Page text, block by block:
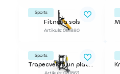
Sports
Fitnesa sols
Artikuls: 081880
Sports
Trapecveida un platā muskuļa trenažieris (regulējams smagums)